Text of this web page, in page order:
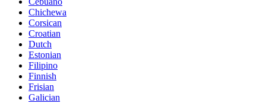
Chichewa
Corsican
Croatian
Dutch
Estonian
Filipino
Finnish
Frisian
Galician